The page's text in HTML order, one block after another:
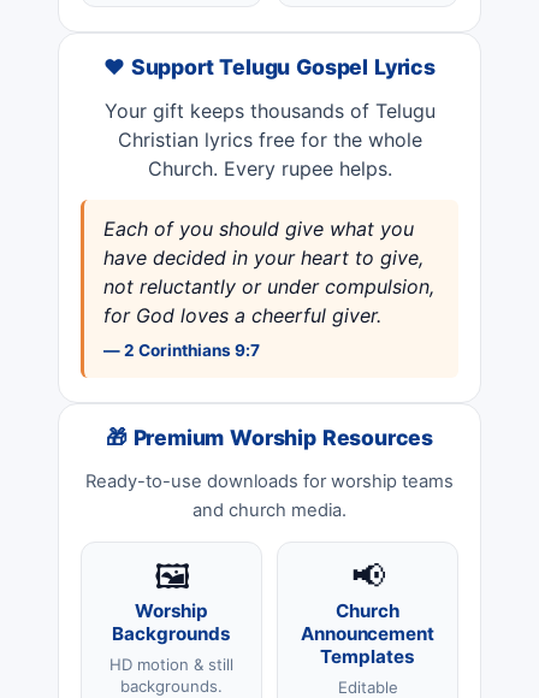
❤️ Support Telugu Gospel Lyrics
Your gift keeps thousands of Telugu
Christian lyrics free for the whole
Church. Every rupee helps.
Each of you should give what you
have decided in your heart to give,
not reluctantly or under compulsion,
for God loves a cheerful giver.
— 2 Corinthians 9:7
🎁 Premium Worship Resources
Ready-to-use downloads for worship teams
and church media.
🖼️
Worship
Backgrounds
HD motion & still
backgrounds.
📢
Church
Announcement
Templates
Editable